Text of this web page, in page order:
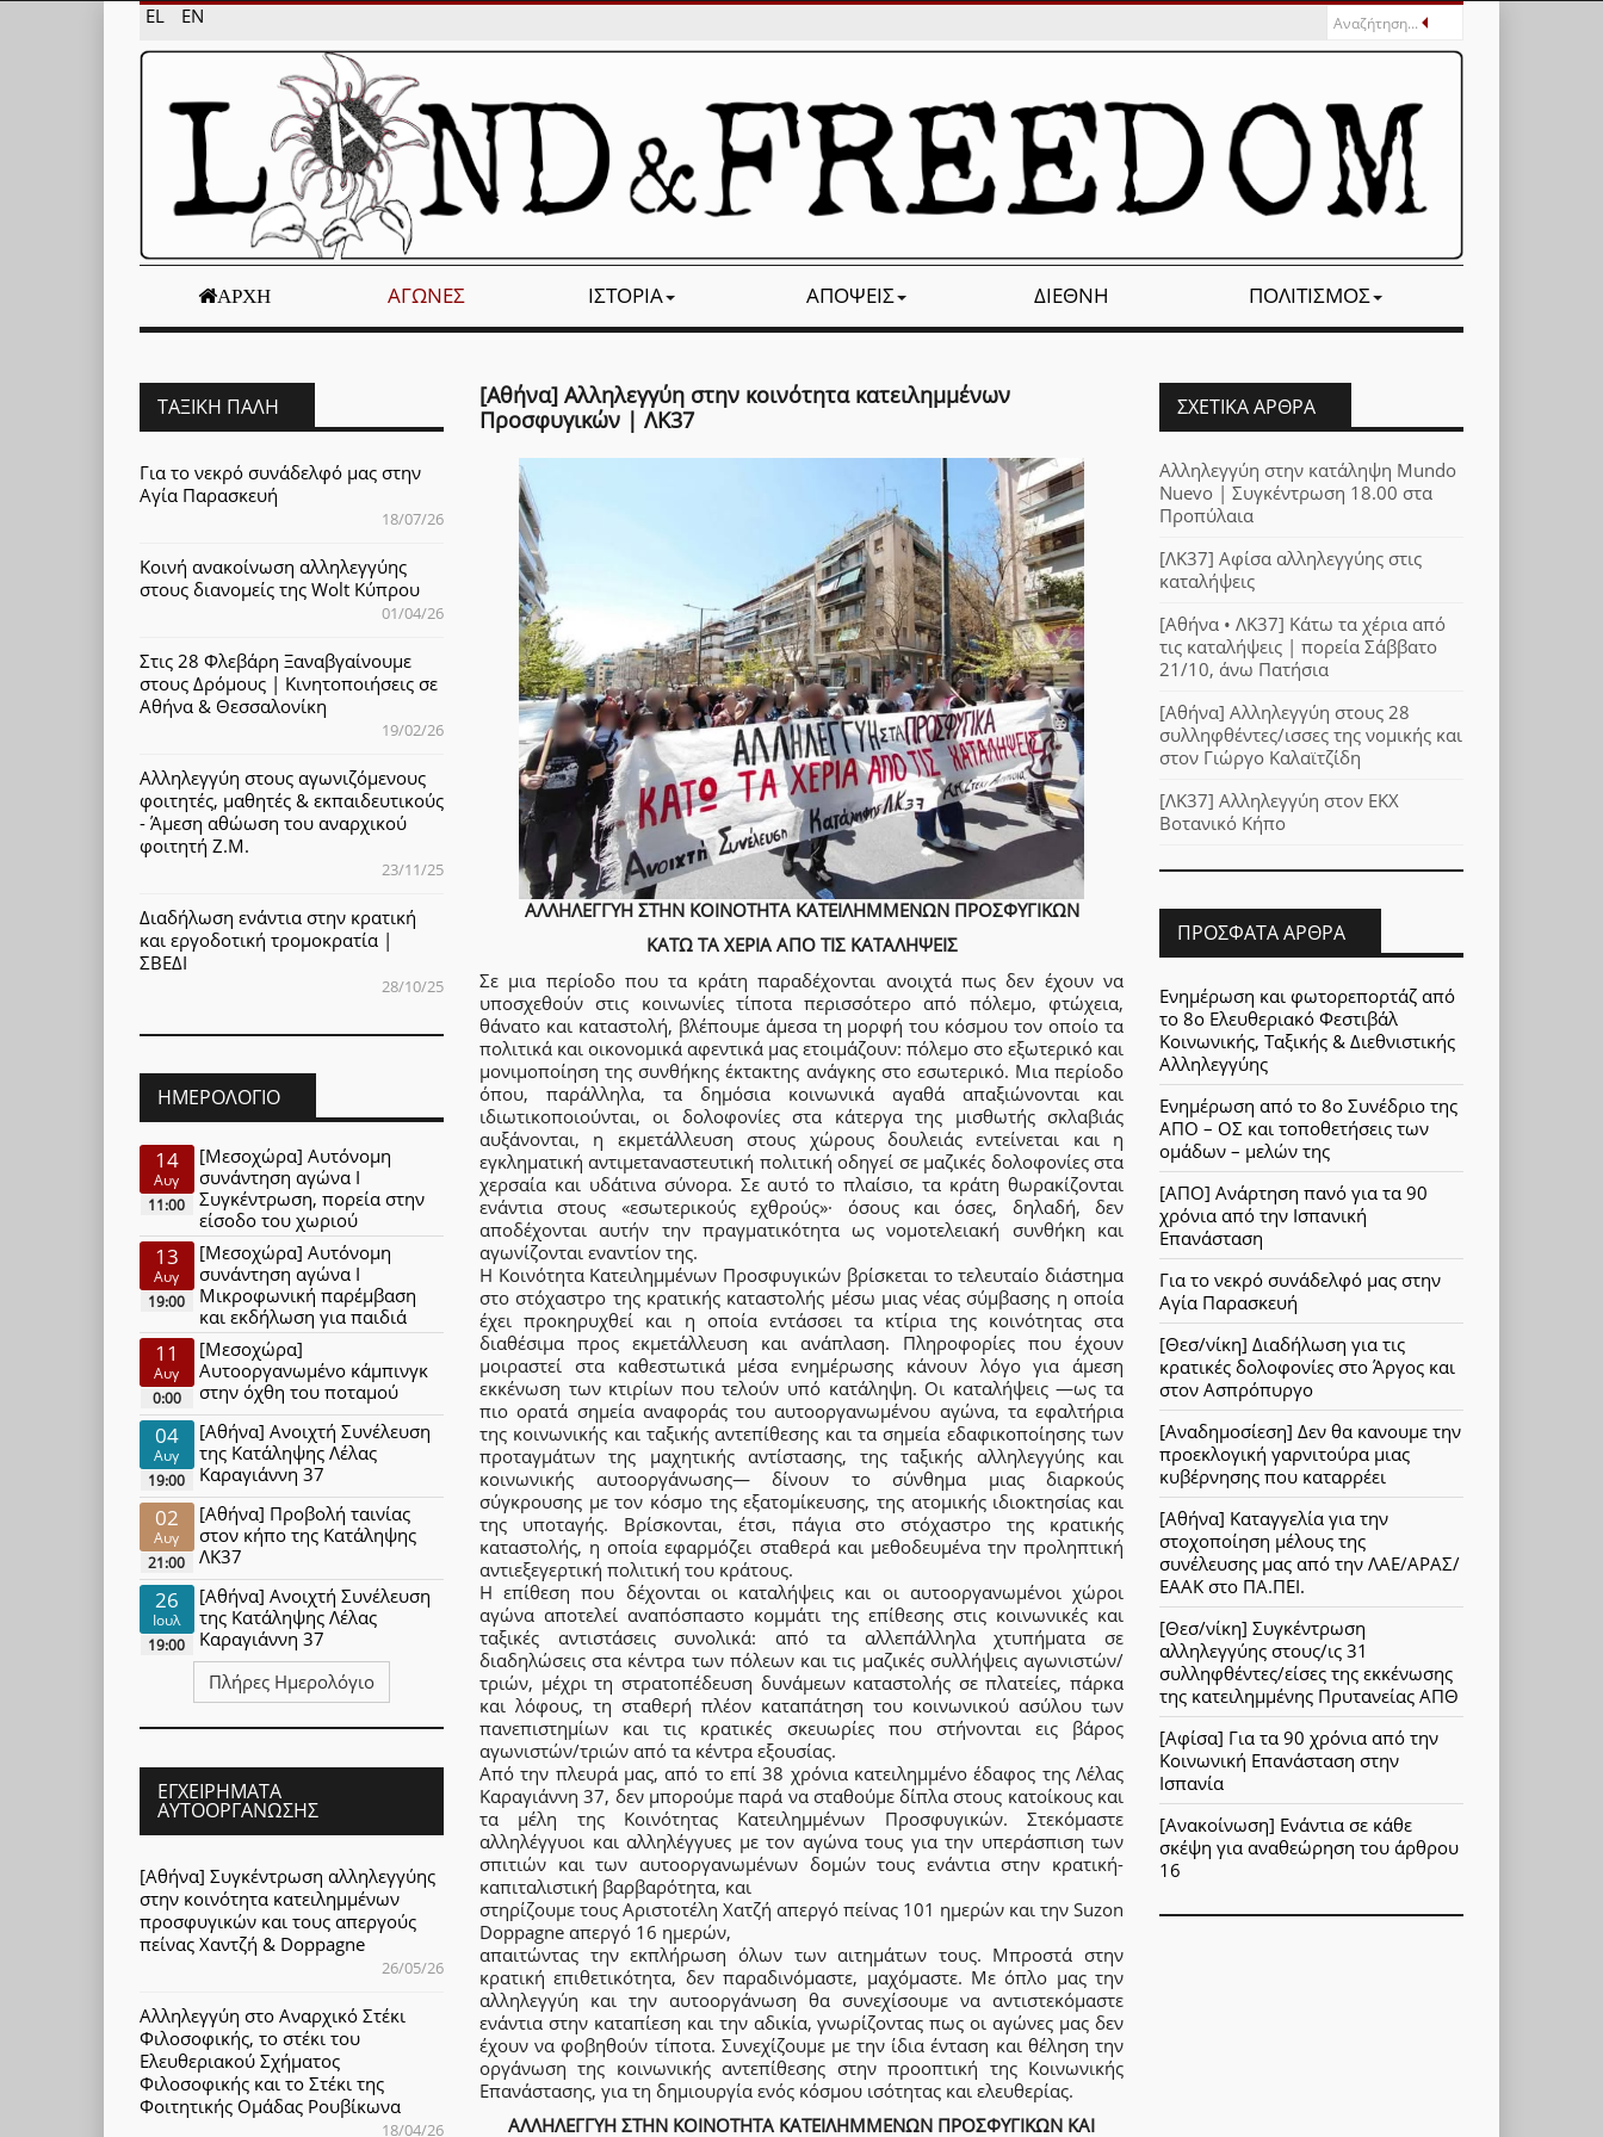
EL EN
ΑΡΧΉ ΑΓΏΝΕΣ ΙΣΤΟΡΊΑ ΑΠΌΨΕΙΣ ΔΙΕΘΝΉ ΠΟΛΙΤΙΣΜΌΣ
[Αθήνα] Αλληλεγγύη στην κοινότητα κατειλημμένων
Προσφυγικών | ΛΚ37
ΑΛΛΗΛΕΓΓΥΗ ΣΤΗΝ ΚΟΙΝΟΤΗΤΑ ΚΑΤΕΙΛΗΜΜΕΝΩΝ ΠΡΟΣΦΥΓΙΚΩΝ
ΚΑΤΩ ΤΑ ΧΕΡΙΑ ΑΠΟ ΤΙΣ ΚΑΤΑΛΗΨΕΙΣ
Σε μια περίοδο που τα κράτη παραδέχονται ανοιχτά πως δεν έχουν να
υποσχεθούν στις κοινωνίες τίποτα περισσότερο από πόλεμο, φτώχεια,
θάνατο και καταστολή, βλέπουμε άμεσα τη μορφή του κόσμου τον οποίο τα
πολιτικά και οικονομικά αφεντικά μας ετοιμάζουν: πόλεμο στο εξωτερικό και
μονιμοποίηση της συνθήκης έκτακτης ανάγκης στο εσωτερικό. Μια περίοδο
όπου, παράλληλα, τα δημόσια κοινωνικά αγαθά απαξιώνονται και
ιδιωτικοποιούνται, οι δολοφονίες στα κάτεργα της μισθωτής σκλαβιάς
αυξάνονται, η εκμετάλλευση στους χώρους δουλειάς εντείνεται και η
εγκληματική αντιμεταναστευτική πολιτική οδηγεί σε μαζικές δολοφονίες στα
χερσαία και υδάτινα σύνορα. Σε αυτό το πλαίσιο, τα κράτη θωρακίζονται
ενάντια στους «εσωτερικούς εχθρούς»· όσους και όσες, δηλαδή, δεν
αποδέχονται αυτήν την πραγματικότητα ως νομοτελειακή συνθήκη και
αγωνίζονται εναντίον της.
Η Κοινότητα Κατειλημμένων Προσφυγικών βρίσκεται το τελευταίο διάστημα
στο στόχαστρο της κρατικής καταστολής μέσω μιας νέας σύμβασης η οποία
έχει προκηρυχθεί και η οποία εντάσσει τα κτίρια της κοινότητας στα
διαθέσιμα προς εκμετάλλευση και ανάπλαση. Πληροφορίες που έχουν
μοιραστεί στα καθεστωτικά μέσα ενημέρωσης κάνουν λόγο για άμεση
εκκένωση των κτιρίων που τελούν υπό κατάληψη. Οι καταλήψεις —ως τα
πιο ορατά σημεία αναφοράς του αυτοοργανωμένου αγώνα, τα εφαλτήρια
της κοινωνικής και ταξικής αντεπίθεσης και τα σημεία εδαφικοποίησης των
προταγμάτων της μαχητικής αντίστασης, της ταξικής αλληλεγγύης και
κοινωνικής αυτοοργάνωσης— δίνουν το σύνθημα μιας διαρκούς
σύγκρουσης με τον κόσμο της εξατομίκευσης, της ατομικής ιδιοκτησίας και
της υποταγής. Βρίσκονται, έτσι, πάγια στο στόχαστρο της κρατικής
καταστολής, η οποία εφαρμόζει σταθερά και μεθοδευμένα την προληπτική
αντιεξεγερτική πολιτική του κράτους.
Η επίθεση που δέχονται οι καταλήψεις και οι αυτοοργανωμένοι χώροι
αγώνα αποτελεί αναπόσπαστο κομμάτι της επίθεσης στις κοινωνικές και
ταξικές αντιστάσεις συνολικά: από τα αλλεπάλληλα χτυπήματα σε
διαδηλώσεις στα κέντρα των πόλεων και τις μαζικές συλλήψεις αγωνιστών/
τριών, μέχρι τη στρατοπέδευση δυνάμεων καταστολής σε πλατείες, πάρκα
και λόφους, τη σταθερή πλέον καταπάτηση του κοινωνικού ασύλου των
πανεπιστημίων και τις κρατικές σκευωρίες που στήνονται εις βάρος
αγωνιστών/τριών από τα κέντρα εξουσίας.
Από την πλευρά μας, από το επί 38 χρόνια κατειλημμένο έδαφος της Λέλας
Καραγιάννη 37, δεν μπορούμε παρά να σταθούμε δίπλα στους κατοίκους και
τα μέλη της Κοινότητας Κατειλημμένων Προσφυγικών. Στεκόμαστε
αλληλέγγυοι και αλληλέγγυες με τον αγώνα τους για την υπεράσπιση των
σπιτιών και των αυτοοργανωμένων δομών τους ενάντια στην κρατική-
καπιταλιστική βαρβαρότητα, και
στηρίζουμε τους Αριστοτέλη Χατζή απεργό πείνας 101 ημερών και την Suzon
Doppagne απεργό 16 ημερών,
απαιτώντας την εκπλήρωση όλων των αιτημάτων τους. Μπροστά στην
κρατική επιθετικότητα, δεν παραδινόμαστε, μαχόμαστε. Με όπλο μας την
αλληλεγγύη και την αυτοοργάνωση θα συνεχίσουμε να αντιστεκόμαστε
ενάντια στην καταπίεση και την αδικία, γνωρίζοντας πως οι αγώνες μας δεν
έχουν να φοβηθούν τίποτα. Συνεχίζουμε με την ίδια ένταση και θέληση την
οργάνωση της κοινωνικής αντεπίθεσης στην προοπτική της Κοινωνικής
Επανάστασης, για τη δημιουργία ενός κόσμου ισότητας και ελευθερίας.
ΑΛΛΗΛΕΓΓΥΗ ΣΤΗΝ ΚΟΙΝΟΤΗΤΑ ΚΑΤΕΙΛΗΜΜΕΝΩΝ ΠΡΟΣΦΥΓΙΚΩΝ ΚΑΙ
ΤΑΞΙΚΉ ΠΆΛΗ
Για το νεκρό συνάδελφό μας στην
Αγία Παρασκευή
18/07/26
Κοινή ανακοίνωση αλληλεγγύης
στους διανομείς της Wolt Κύπρου
01/04/26
Στις 28 Φλεβάρη Ξαναβγαίνουμε
στους Δρόμους | Κινητοποιήσεις σε
Αθήνα & Θεσσαλονίκη
19/02/26
Αλληλεγγύη στους αγωνιζόμενους
φοιτητές, μαθητές & εκπαιδευτικούς
- Άμεση αθώωση του αναρχικού
φοιτητή Ζ.Μ.
23/11/25
Διαδήλωση ενάντια στην κρατική
και εργοδοτική τρομοκρατία |
ΣΒΕΔΙ
28/10/25
ΗΜΕΡΟΛΌΓΙΟ
14
Αυγ
11:00
[Μεσοχώρα] Αυτόνομη
συνάντηση αγώνα Ι
Συγκέντρωση, πορεία στην
είσοδο του χωριού
13
Αυγ
19:00
[Μεσοχώρα] Αυτόνομη
συνάντηση αγώνα Ι
Μικροφωνική παρέμβαση
και εκδήλωση για παιδιά
11
Αυγ
0:00
[Μεσοχώρα]
Αυτοοργανωμένο κάμπινγκ
στην όχθη του ποταμού
04
Αυγ
19:00
[Αθήνα] Ανοιχτή Συνέλευση
της Κατάληψης Λέλας
Καραγιάννη 37
02
Αυγ
21:00
[Αθήνα] Προβολή ταινίας
στον κήπο της Κατάληψης
ΛΚ37
26
Ιουλ
19:00
[Αθήνα] Ανοιχτή Συνέλευση
της Κατάληψης Λέλας
Καραγιάννη 37
Πλήρες Ημερολόγιο
ΕΓΧΕΙΡΉΜΑΤΑ
ΑΥΤΟΟΡΓΆΝΩΣΗΣ
[Αθήνα] Συγκέντρωση αλληλεγγύης
στην κοινότητα κατειλημμένων
προσφυγικών και τους απεργούς
πείνας Χαντζή & Doppagne
26/05/26
Αλληλεγγύη στο Αναρχικό Στέκι
Φιλοσοφικής, το στέκι του
Ελευθεριακού Σχήματος
Φιλοσοφικής και το Στέκι της
Φοιτητικής Ομάδας Ρουβίκωνα
18/04/26
ΣΧΕΤΙΚΆ ΆΡΘΡΑ
Αλληλεγγύη στην κατάληψη Mundo
Nuevo | Συγκέντρωση 18.00 στα
Προπύλαια
[ΛΚ37] Αφίσα αλληλεγγύης στις
καταλήψεις
[Αθήνα • ΛΚ37] Κάτω τα χέρια από
τις καταλήψεις | πορεία Σάββατο
21/10, άνω Πατήσια
[Αθήνα] Αλληλεγγύη στους 28
συλληφθέντες/ισσες της νομικής και
στον Γιώργο Καλαϊτζίδη
[ΛΚ37] Αλληλεγγύη στον ΕΚΧ
Βοτανικό Κήπο
ΠΡΌΣΦΑΤΑ ΆΡΘΡΑ
Ενημέρωση και φωτορεπορτάζ από
το 8ο Ελευθεριακό Φεστιβάλ
Κοινωνικής, Ταξικής & Διεθνιστικής
Αλληλεγγύης
Ενημέρωση από το 8ο Συνέδριο της
ΑΠΟ – ΟΣ και τοποθετήσεις των
ομάδων – μελών της
[ΑΠΟ] Ανάρτηση πανό για τα 90
χρόνια από την Ισπανική
Επανάσταση
Για το νεκρό συνάδελφό μας στην
Αγία Παρασκευή
[Θεσ/νίκη] Διαδήλωση για τις
κρατικές δολοφονίες στο Άργος και
στον Ασπρόπυργο
[Αναδημοσίεση] Δεν θα κανουμε την
προεκλογική γαρνιτούρα μιας
κυβέρνησης που καταρρέει
[Αθήνα] Καταγγελία για την
στοχοποίηση μέλους της
συνέλευσης μας από την ΛΑΕ/ΑΡΑΣ/
ΕΑΑΚ στο ΠΑ.ΠΕΙ.
[Θεσ/νίκη] Συγκέντρωση
αλληλεγγύης στους/ις 31
συλληφθέντες/είσες της εκκένωσης
της κατειλημμένης Πρυτανείας ΑΠΘ
[Αφίσα] Για τα 90 χρόνια από την
Κοινωνική Επανάσταση στην
Ισπανία
[Ανακοίνωση] Ενάντια σε κάθε
σκέψη για αναθεώρηση του άρθρου
16